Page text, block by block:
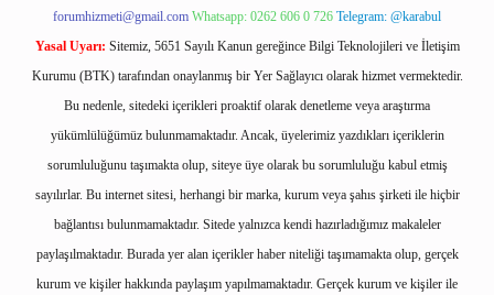
forumhizmeti@gmail.com Whatsapp: 0262 606 0 726 Telegram: @karabul
Yasal Uyarı: Sitemiz, 5651 Sayılı Kanun gereğince Bilgi Teknolojileri ve İletişim
Kurumu (BTK) tarafından onaylanmış bir Yer Sağlayıcı olarak hizmet vermektedir.
Bu nedenle, sitedeki içerikleri proaktif olarak denetleme veya araştırma
yükümlülüğümüz bulunmamaktadır. Ancak, üyelerimiz yazdıkları içeriklerin
sorumluluğunu taşımakta olup, siteye üye olarak bu sorumluluğu kabul etmiş
sayılırlar. Bu internet sitesi, herhangi bir marka, kurum veya şahıs şirketi ile hiçbir
bağlantısı bulunmamaktadır. Sitede yalnızca kendi hazırladığımız makaleler
paylaşılmaktadır. Burada yer alan içerikler haber niteliği taşımamakta olup, gerçek
kurum ve kişiler hakkında paylaşım yapılmamaktadır. Gerçek kurum ve kişiler ile